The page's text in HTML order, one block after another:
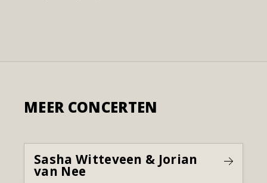
MEER CONCERTEN
Sasha Witteveen & Jorian
van Nee